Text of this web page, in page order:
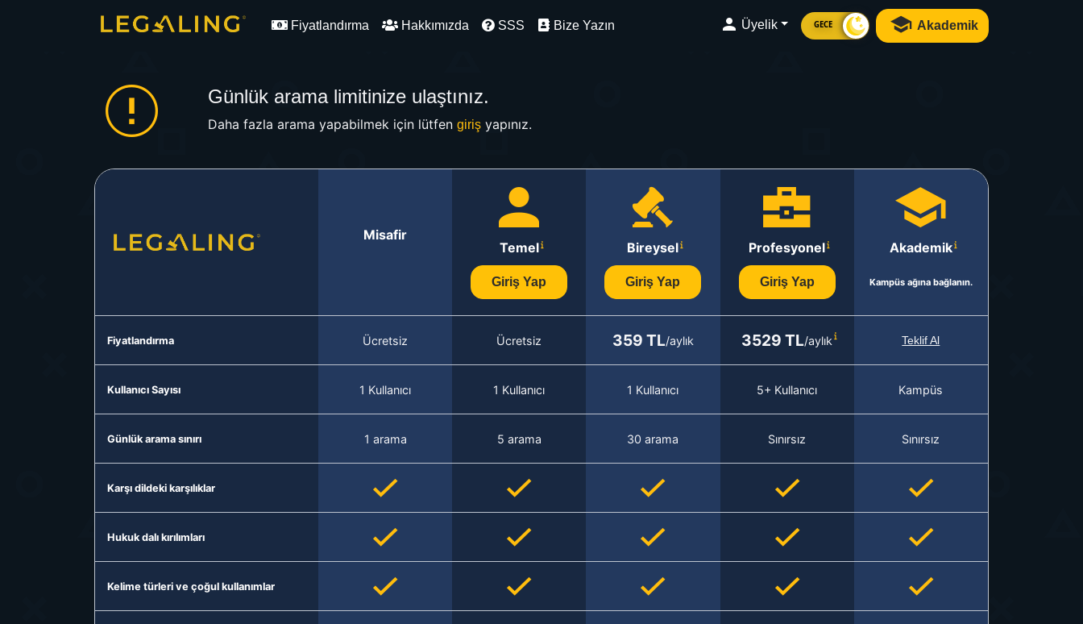
Fiyatlandırma Hakkımızda SSS Bize Yazın Üyelik GECE Akademik
Günlük arama limitinize ulaştınız.
Daha fazla arama yapabilmek için lütfen girişyapınız.
Misafir
Temel
Giriş Yap
Bireysel
Giriş Yap
Profesyonel
Giriş Yap
Akademik
Kampüs ağına bağlanın.
Fiyatlandırma Ücretsiz Ücretsiz 359 TL/aylık 3529 TL/aylık Teklif Al
Kullanıcı Sayısı 1 Kullanıcı 1 Kullanıcı 1 Kullanıcı 5+ Kullanıcı Kampüs
Günlük arama sınırı 1 arama 5 arama 30 arama Sınırsız Sınırsız
Karşı dildeki karşılıklar
Hukuk dalı kırılımları
Kelime türleri ve çoğul kullanımlar